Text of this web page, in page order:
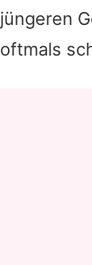
jüngeren
oftmals